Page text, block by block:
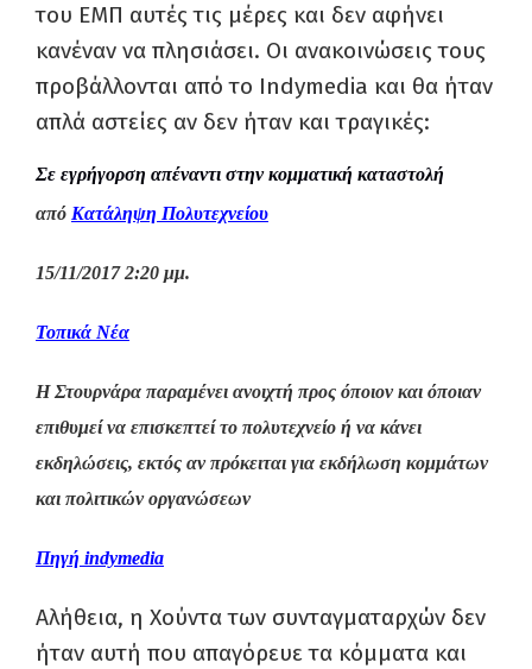
του ΕΜΠ αυτές τις μέρες και δεν αφήνει
κανέναν να πλησιάσει. Οι ανακοινώσεις τους
προβάλλονται από το Indymedia και θα ήταν
απλά αστείες αν δεν ήταν και τραγικές:
Σε εγρήγορση απέναντι στην κομματική καταστολή
από Κατάληψη Πολυτεχνείου
15/11/2017 2:20 μμ.
Τοπικά Νέα
Η Στουρνάρα παραμένει ανοιχτή προς όποιον και όποιαν
επιθυμεί να επισκεπτεί το πολυτεχνείο ή να κάνει
εκδηλώσεις, εκτός αν πρόκειται για εκδήλωση κομμάτων
και πολιτικών οργανώσεων
Πηγή indymedia
Αλήθεια, η Χούντα των συνταγματαρχών δεν
ήταν αυτή που απαγόρευε τα κόμματα και